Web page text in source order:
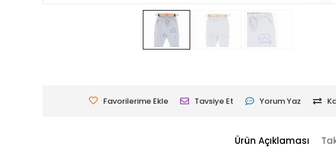
Favorilerime Ekle Tavsiye Et Yorum Yaz
Ürün Açıklaması